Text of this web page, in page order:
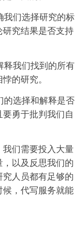
我们选择研究的标
究结果是否支持
释我们找到的所有
的研究。
的选择和解释是否
勇于批判我们自
们需要投入大量
以及反思我们的
人员都有足够的
，代写服务就能